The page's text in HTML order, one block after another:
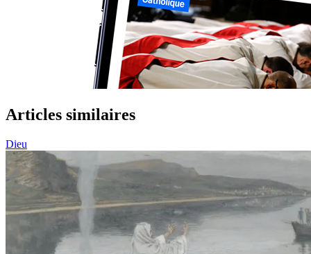
Articles similaires
Dieu